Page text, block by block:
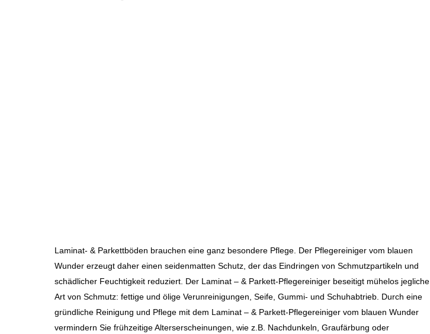
Laminat- & Parkettböden brauchen eine ganz besondere Pflege. Der Pflegereiniger vom blauen
Wunder erzeugt daher einen seidenmatten Schutz, der das Eindringen von Schmutzpartikeln und
schädlicher Feuchtigkeit reduziert. Der Laminat – & Parkett-Pflegereiniger beseitigt mühelos jegliche
Art von Schmutz: fettige und ölige Verunreinigungen, Seife, Gummi- und Schuhabtrieb. Durch eine
gründliche Reinigung und Pflege mit dem Laminat – & Parkett-Pflegereiniger vom blauen Wunder
vermindern Sie frühzeitige Alterserscheinungen, wie z.B. Nachdunkeln, Graufärbung oder